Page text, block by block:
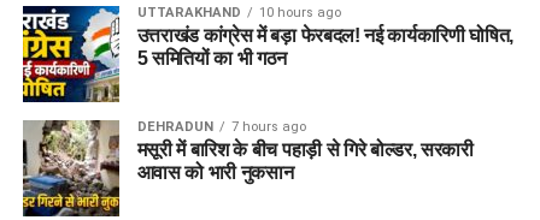
UTTARAKHAND 10 hours ago
उत्तराखंड कांग्रेस में बड़ा फेरबदल! नई कार्यकारिणी घोषित,
5 समितियों का भी गठन
DEHRADUN 7 hours ago
मसूरी में बारिश के बीच पहाड़ी से गिरे बोल्डर, सरकारी
आवास को भारी नुकसान